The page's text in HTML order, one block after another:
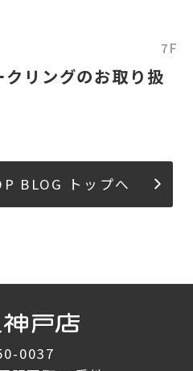
7F
リングのお取り扱
BLOG トップへ
0037